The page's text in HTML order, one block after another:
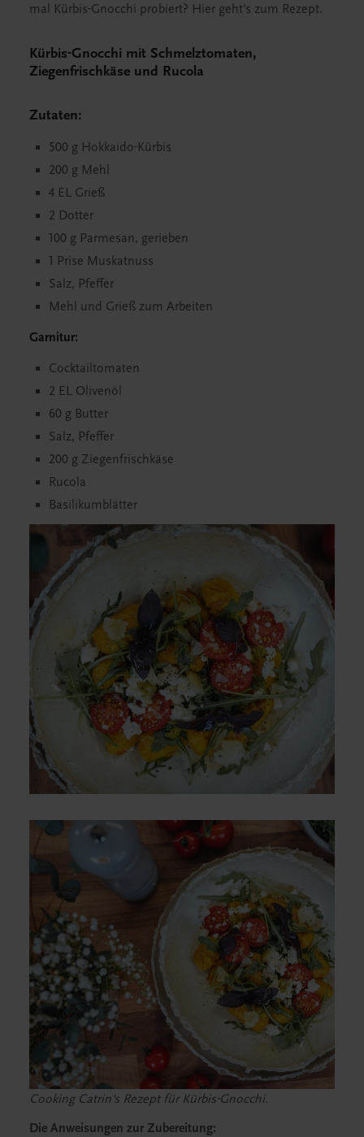
mal Kürbis-Gnocchi probiert? Hier geht’s zum Rezept.
Kürbis-Gnocchi mit Schmelztomaten,
Ziegenfrischkäse und Rucola
Zutaten:
500 g Hokkaido-Kürbis
200 g Mehl
4 EL Grieß
2 Dotter
100 g Parmesan, gerieben
1 Prise Muskatnuss
Salz, Pfeffer
Mehl und Grieß zum Arbeiten
Garnitur:
Cocktailtomaten
2 EL Olivenöl
60 g Butter
Salz, Pfeffer
200 g Ziegenfrischkäse
Rucola
Basilikumblätter
Cooking Catrin's Rezept für Kürbis-Gnocchi.
Die Anweisungen zur Zubereitung: